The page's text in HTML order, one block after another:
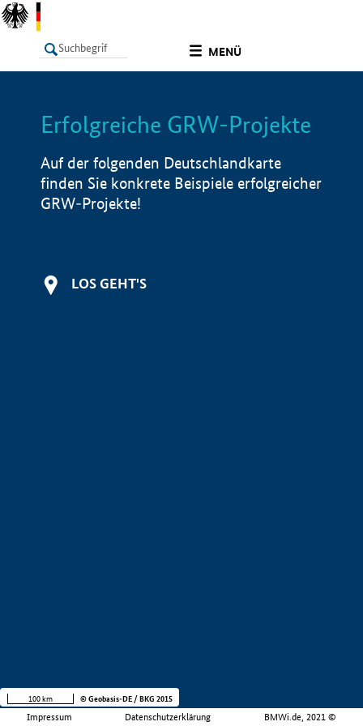
MENÜ
LISTE Info
Erfolgreiche GRW-Projekte
Auf der folgenden Deutschlandkarte
finden Sie konkrete Beispiele erfolgreicher
GRW-Projekte!
LOS GEHT'S
Impressum Datenschutzerklärung BMWi.de, 2021 ©
100 km © Geobasis-DE / BKG 2015